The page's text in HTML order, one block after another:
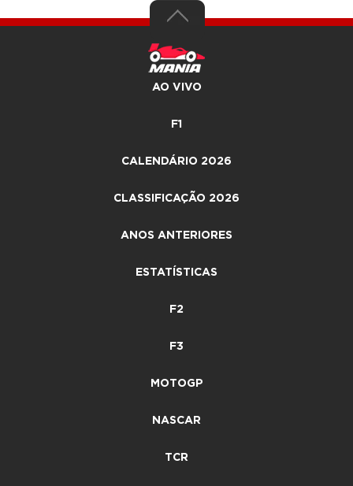
AO VIVO
F1
CALENDÁRIO 2026
CLASSIFICAÇÃO 2026
ANOS ANTERIORES
ESTATÍSTICAS
F2
F3
MOTOGP
NASCAR
TCR